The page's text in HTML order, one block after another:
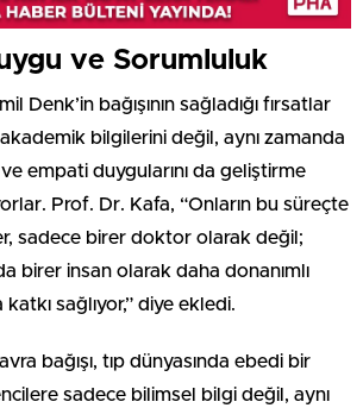
ve Sorumluluk
Denk’in bağışının sağladığı fırsatlar
bilgilerini değil, aynı zamanda
ve empati duygularını da geliştirme
Prof. Dr. Kafa, “Onların bu süreçte
sadece birer doktor olarak değil;
birer insan olarak daha donanımlı
sağlıyor,” diye ekledi.
bağışı, tıp dünyasında ebedi bir
sadece bilimsel bilgi değil, aynı